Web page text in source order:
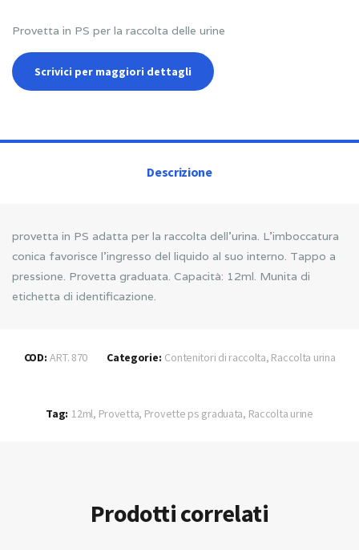
Provetta in PS per la raccolta delle urine
Scrivici per maggiori dettagli
Descrizione
provetta in PS adatta per la raccolta dell’urina. L’imboccatura
conica favorisce l’ingresso del liquido al suo interno. Tappo a
pressione. Provetta graduata. Capacità: 12ml. Munita di
etichetta di identificazione.
COD: ART. 870 Categorie: Contenitori di raccolta, Raccolta urina
Tag: 12ml, Provetta, Provette ps graduata, Raccolta urine
Prodotti correlati